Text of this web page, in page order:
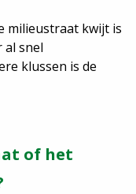
milieustraat kwijt is
al snel
klussen is de
of het